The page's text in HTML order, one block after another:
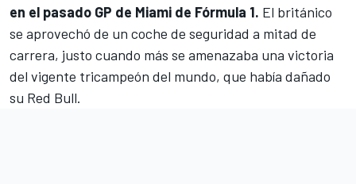
en el pasado GP de Miami de Fórmula 1. El británico
se aprovechó de un coche de seguridad a mitad de
carrera, justo cuando más se amenazaba una victoria
del vigente tricampeón del mundo, que había dañado
su Red Bull.